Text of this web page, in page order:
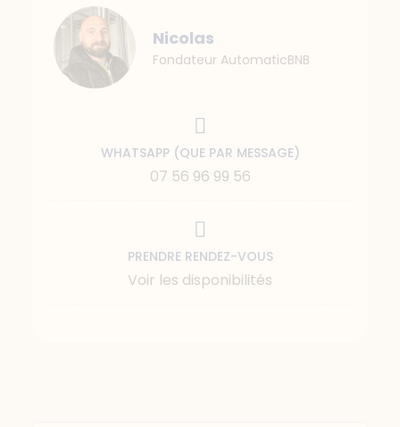
Nicolas
Fondateur AutomaticBNB
WHATSAPP (QUE PAR MESSAGE)
07 56 96 99 56
PRENDRE RENDEZ-VOUS
Voir les disponibilités